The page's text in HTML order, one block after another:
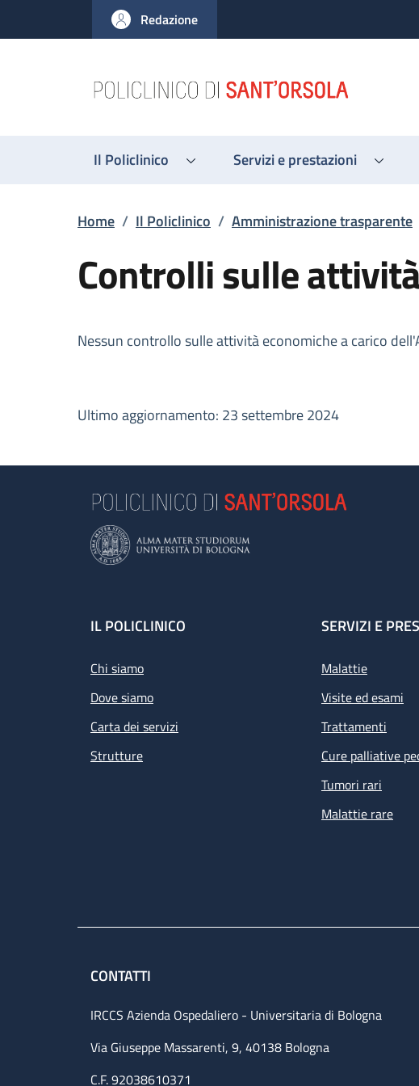
al contenuto principale
to footer content
Redazione
Il Policlinico Servizi e prestazioni
Briciole di pane
Home / Il Policlinico / Amministrazione trasparente
Controlli sulle
Descrizione
Nessun controllo sulle attività economiche a carico
Ultimo aggiornamento: 23 settembre 2024
Footer
IL POLICLINICO
Chi siamo
Dove siamo
Carta dei servizi
Strutture
SERVIZI E
Malattie
Visite ed esami
Trattamenti
Cure palliative
Tumori rari
Malattie rare
CONTATTI
IRCCS Azienda Ospedaliero - Universitaria di Bologna
Via Giuseppe Massarenti, 9, 40138 Bologna
C.F. 92038610371